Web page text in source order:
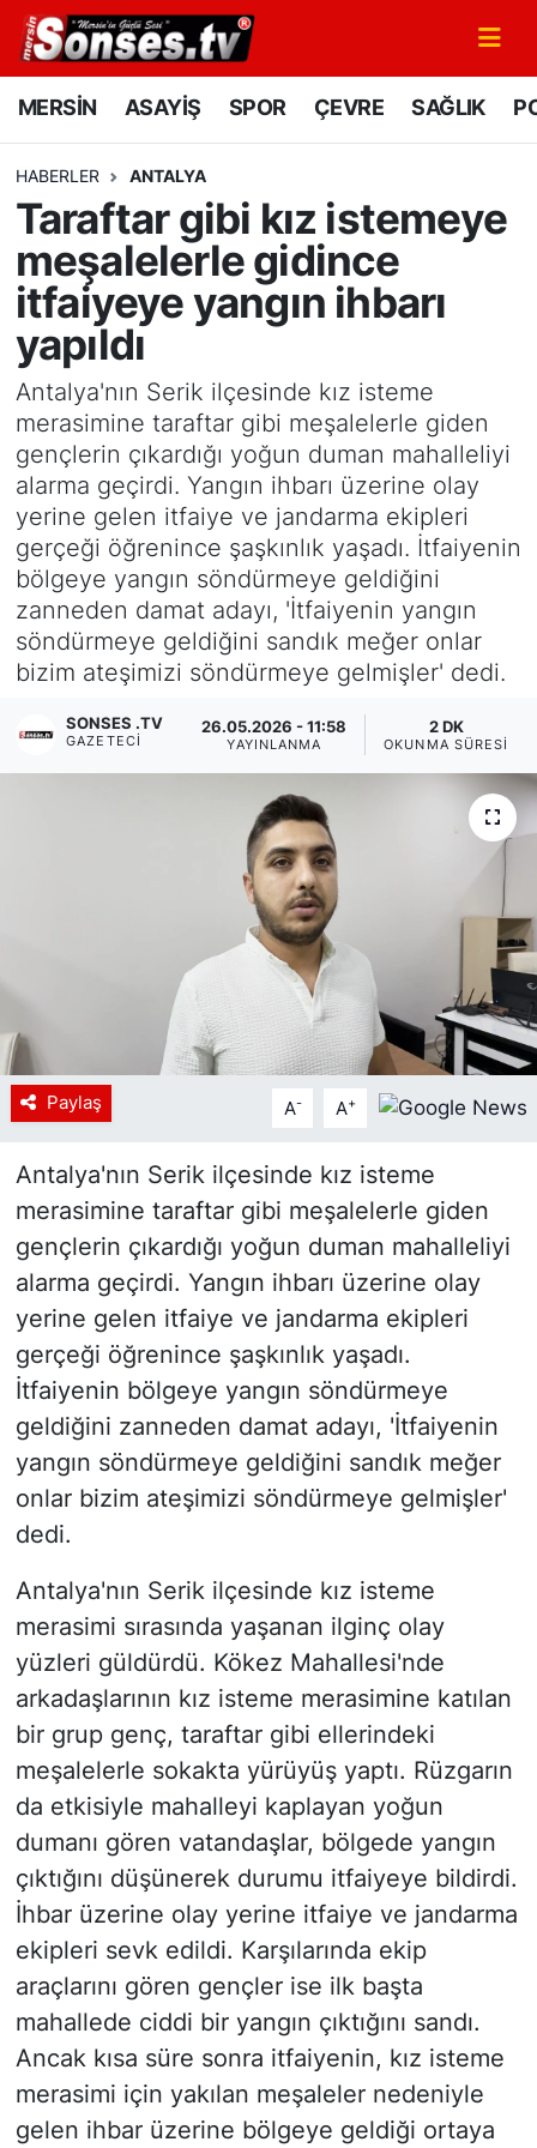
MERSİN ASAYİŞ SPOR ÇEVRE SAĞLIK
HABERLER ANTALYA
Taraftar gibi kız istemeye
meşalelerle gidince
itfaiyeye yangın ihbarı
yapıldı
Antalya'nın Serik ilçesinde kız isteme
merasimine taraftar gibi meşalelerle giden
gençlerin çıkardığı yoğun duman mahalleliyi
alarma geçirdi. Yangın ihbarı üzerine olay
yerine gelen itfaiye ve jandarma ekipleri
gerçeği öğrenince şaşkınlık yaşadı. İtfaiyenin
bölgeye yangın söndürmeye geldiğini
zanneden damat adayı, 'İtfaiyenin yangın
söndürmeye geldiğini sandık meğer onlar
bizim ateşimizi söndürmeye gelmişler' dedi.
SONSES .TV
GAZETECI
26.05.2026 - 11:58
YAYINLANMA
2 DK
OKUNMA SÜRESI
Paylaş A- A+
Antalya'nın Serik ilçesinde kız isteme
merasimine taraftar gibi meşalelerle giden
gençlerin çıkardığı yoğun duman mahalleliyi
alarma geçirdi. Yangın ihbarı üzerine olay
yerine gelen itfaiye ve jandarma ekipleri
gerçeği öğrenince şaşkınlık yaşadı.
İtfaiyenin bölgeye yangın söndürmeye
geldiğini zanneden damat adayı, 'İtfaiyenin
yangın söndürmeye geldiğini sandık meğer
onlar bizim ateşimizi söndürmeye gelmişler'
dedi.
Antalya'nın Serik ilçesinde kız isteme
merasimi sırasında yaşanan ilginç olay
yüzleri güldürdü. Kökez Mahallesi'nde
arkadaşlarının kız isteme merasimine katılan
bir grup genç, taraftar gibi ellerindeki
meşalelerle sokakta yürüyüş yaptı. Rüzgarın
da etkisiyle mahalleyi kaplayan yoğun
dumanı gören vatandaşlar, bölgede yangın
çıktığını düşünerek durumu itfaiyeye bildirdi.
İhbar üzerine olay yerine itfaiye ve jandarma
ekipleri sevk edildi. Karşılarında ekip
araçlarını gören gençler ise ilk başta
mahallede ciddi bir yangın çıktığını sandı.
Ancak kısa süre sonra itfaiyenin, kız isteme
merasimi için yakılan meşaleler nedeniyle
gelen ihbar üzerine bölgeye geldiği ortaya
MERSİN
SPOR
GÜNÜN MANŞETİ
DÜNYA
KÜLTÜR - SANAT
MAGAZİN
SAĞLIK
Siyaset
YEREL HABER
Mersin Nöbetçi Eczaneler
Mersin Namaz Vakitleri
Mersin Trafik Yoğunluk Haritası
Süper Lig Puan Durumu ve Fikstür
Tüm Manşetler
Son Dakika Haberleri
Haber Arşivi